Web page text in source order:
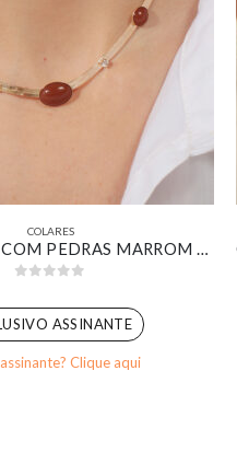
COLARES
CHOKER FITA COM PEDRAS MARROM BANHADO EM OURO 18K
ASSINANTE
Clique aqui